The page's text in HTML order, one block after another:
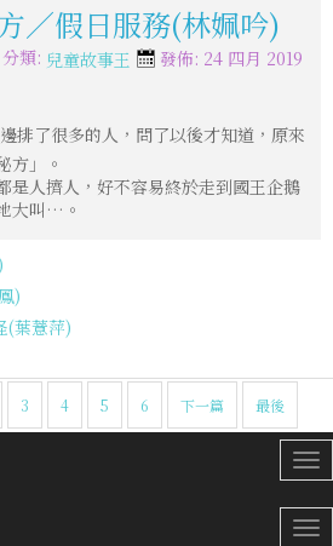
／假日服務(林姵吟)
分類: 兒童故事王
發佈: 24 四月 2019
排了很多的人，問了以後才知道，原來
方」。
是人擠人，好不容易終於走到國王企鵝
大叫…。
)
(葉薏萍)
3 4 5 6 下一篇 最後